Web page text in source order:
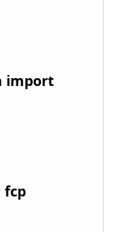
import
fcp